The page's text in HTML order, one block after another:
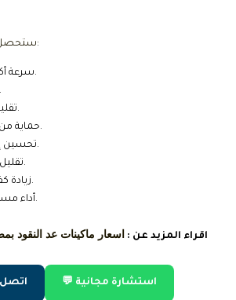
ستحصل عند الاستثمار فيها على:
سرعة أكبر في إنجاز العمل.
دقة عالية في العد.
تقليل الأخطاء المالية.
حماية من العملات المزيفة.
تحسين إنتاجية الموظفين.
تقليل تكاليف التشغيل.
زيادة كفاءة الإدارة المالية.
أداء مستقر لفترات طويلة.
اقراء المزيد عن : اسعار ماكينات عد النقود
📞 💬 استشارة مجانية